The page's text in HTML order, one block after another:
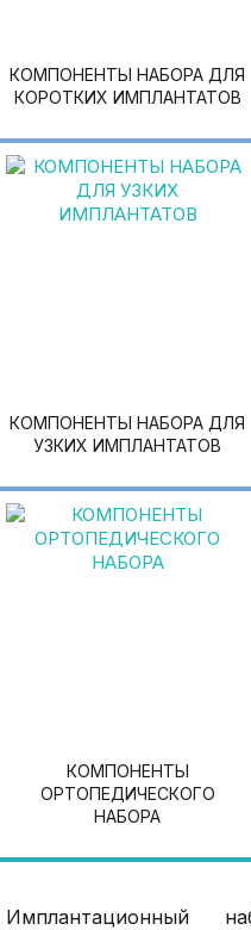
КОМПОНЕНТЫ НАБОРА ДЛЯ
КОРОТКИХ ИМПЛАНТАТОВ
КОМПОНЕНТЫ НАБОРА ДЛЯ
УЗКИХ ИМПЛАНТАТОВ
КОМПОНЕНТЫ
ОРТОПЕДИЧЕСКОГО
НАБОРА
Имплантационный